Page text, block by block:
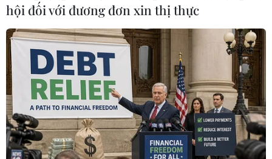
#Tàu bọc thép
#Nhà lãnh đạo Triều Tiên
#Kim Jong-un
#Tổng thống Nga
Nga
Triều Tiên
Theo dõi VietnamPlus
hội đối với đương đơn xin thị thực